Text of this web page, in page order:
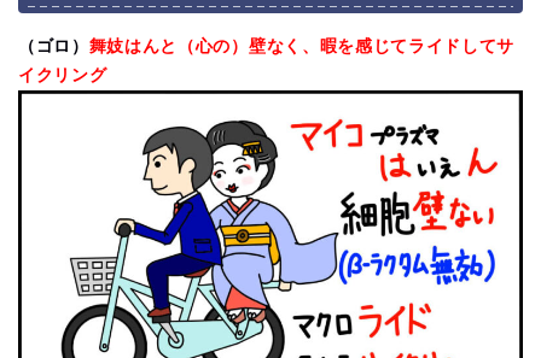
（ゴロ） 舞妓はんと（心の）壁なく、暇を感じてライドしてサ
イクリング